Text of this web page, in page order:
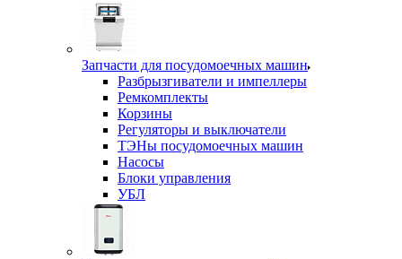
Запчасти для посудомоечных машин
Разбрызгиватели и импеллеры
Ремкомплекты
Корзины
Регуляторы и выключатели
ТЭНы посудомоечных машин
Насосы
Блоки управления
УБЛ